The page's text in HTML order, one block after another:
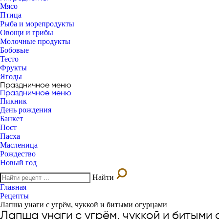
Мясо
Птица
Рыба и морепродукты
Овощи и грибы
Молочные продукты
Бобовые
Тесто
Фрукты
Ягоды
Праздничное меню
Праздничное меню
Пикник
День рождения
Банкет
Пост
Пасха
Масленица
Рождество
Новый год
Найти
Главная
Рецепты
Лапша унаги с угрём, чуккой и битыми огурцами
Лапша унаги с угрём, чуккой и битыми